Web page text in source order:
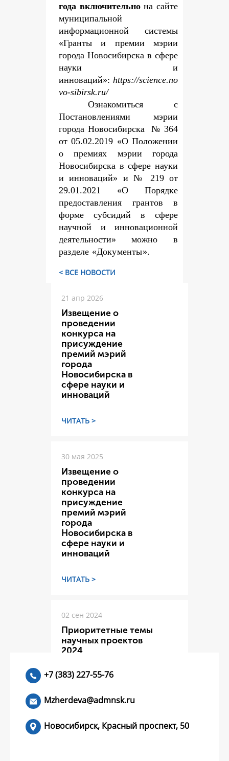
года включительнона сайте
муниципальной
информационной системы
«Гранты и премии мэрии
города Новосибирска в сфере
науки и
инноваций»: https://science.no
vo-sibirsk.ru/
Ознакомиться с
Постановлениями мэрии
города Новосибирска № 364
от 05.02.2019 «О Положении
о премиях мэрии города
Новосибирска в сфере науки
и инноваций» и № 219 от
29.01.2021 «О Порядке
предоставления грантов в
форме субсидий в сфере
научной и инновационной
деятельности» можно в
разделе «Документы».
< ВСЕ НОВОСТИ
21 апр 2026
Извещение о
проведении
конкурса на
присуждение
премий мэрий
города
Новосибирска в
сфере науки и
инноваций
ЧИТАТЬ >
30 мая 2025
Извещение о
проведении
конкурса на
присуждение
премий мэрий
города
Новосибирска в
сфере науки и
инноваций
ЧИТАТЬ >
02 сен 2024
Приоритетные темы
научных проектов
2024
ЧИТАТЬ >
+7 (383) 227-55-76
Mzherdeva@admnsk.ru
Новосибирск, Красный проспект, 50